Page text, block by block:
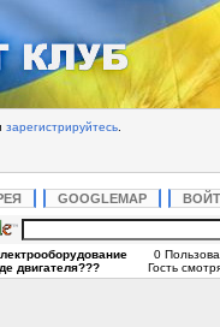
зарегистрируйтесь
GOOGLEMAP
двигателя???
0
Гость